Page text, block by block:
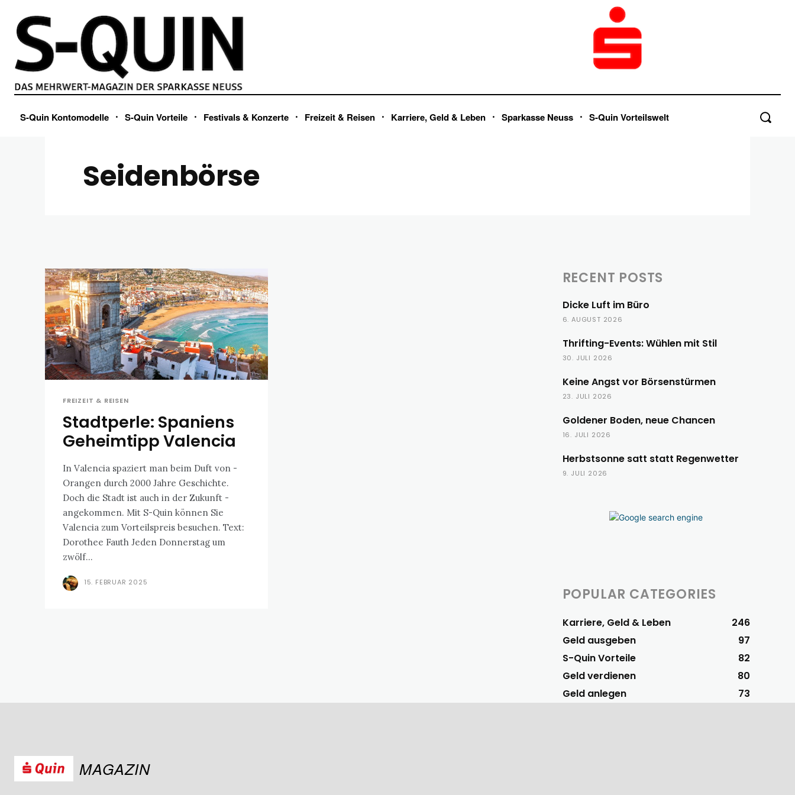
S-Quin Kontomodelle S-Quin Vorteile Festivals & Konzerte Freizeit & Reisen Karriere, Geld & Leben Sparkasse Neuss S-Quin Vorteilswelt
Seidenbörse
FREIZEIT & REISEN
Stadtperle: Spaniens
Geheimtipp Valencia
In Valencia spaziert man beim Duft von ­
Orangen durch 2000 Jahre Geschichte.
Doch die Stadt ist auch in der ­Zukunft ­
angekommen. Mit S-Quin können Sie
Valencia zum Vorteilspreis besuchen. Text:
Dorothee Fauth Jeden Donnerstag um
zwölf...
15. FEBRUAR 2025
RECENT POSTS
Dicke Luft im Büro
6. AUGUST 2026
Thrifting-Events: Wühlen mit Stil
30. JULI 2026
Keine Angst vor Börsenstürmen
23. JULI 2026
Goldener Boden, neue Chancen
16. JULI 2026
Herbstsonne satt statt Regenwetter
9. JULI 2026
POPULAR CATEGORIES
Karriere, Geld & Leben
246
Geld ausgeben
97
S-Quin Vorteile
82
Geld verdienen
80
Geld anlegen
73
MAGAZIN